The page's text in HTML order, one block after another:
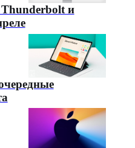
и